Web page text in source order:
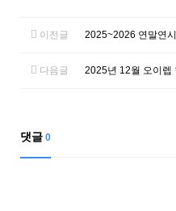
이전글 2025~2026 연말연
다음글 2025년 12월 오이렙
댓글 0